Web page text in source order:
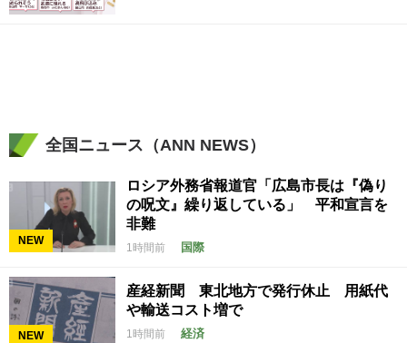
全国ニュース（ANN NEWS）
NEW
ロシア外務省報道官「広島市長は『偽り
の呪文』繰り返している」 平和宣言を
非難
1時間前 国際
NEW
産経新聞 東北地方で発行休止 用紙代
や輸送コスト増で
1時間前 経済